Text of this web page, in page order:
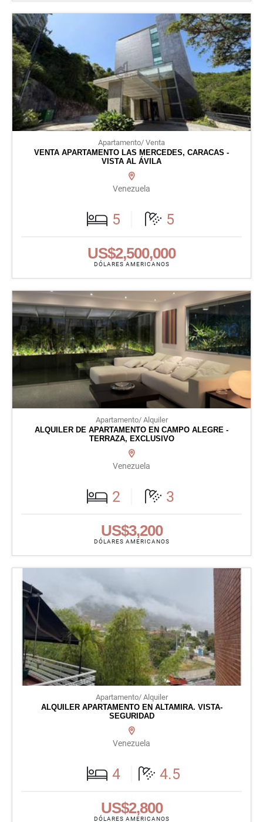
Apartamento/ Venta
VENTA APARTAMENTO LAS MERCEDES, CARACAS -
VISTA AL ÁVILA
Venezuela
5 5
US$2,500,000
DÓLARES AMERICANOS
Apartamento/ Alquiler
ALQUILER DE APARTAMENTO EN CAMPO ALEGRE -
TERRAZA, EXCLUSIVO
Venezuela
2 3
US$3,200
DÓLARES AMERICANOS
Apartamento/ Alquiler
ALQUILER APARTAMENTO EN ALTAMIRA. VISTA-
SEGURIDAD
Venezuela
4 4.5
US$2,800
DÓLARES AMERICANOS